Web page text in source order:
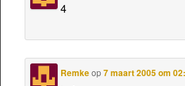
4
Remkeop7 maart 2005 om